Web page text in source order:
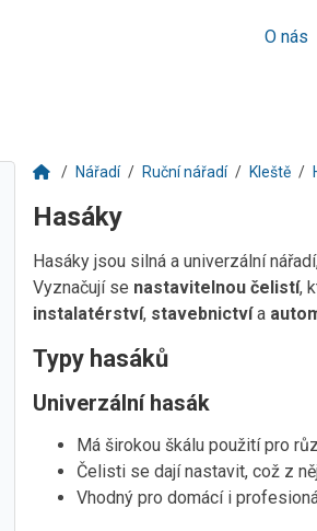
O nás
Nářadí Ruční nářadí Kleště
Hasáky
Hasáky jsou silná a univerzální
Vyznačují se nastavitelnou čelistí,
instalatérství, stavebnictvía
Typy hasáků
Univerzální hasák
Má širokou škálu použití pro
Čelisti se dají nastavit, což z
Vhodný pro domácí i